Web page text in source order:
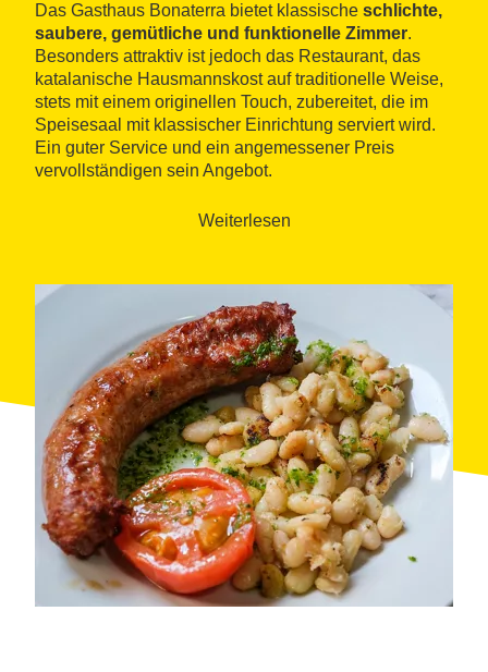
Das Gasthaus Bonaterra bietet klassische schlichte,
saubere, gemütliche und funktionelle Zimmer.
Besonders attraktiv ist jedoch das Restaurant, das
katalanische Hausmannskost auf traditionelle Weise,
stets mit einem originellen Touch, zubereitet, die im
Speisesaal mit klassischer Einrichtung serviert wird.
Ein guter Service und ein angemessener Preis
vervollständigen sein Angebot.
Weiterlesen